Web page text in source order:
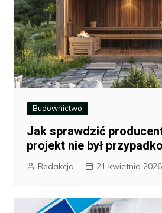
Budownictwo
Jak sprawdzić
projekt nie był
Redakcja 21 kwietnia 2026